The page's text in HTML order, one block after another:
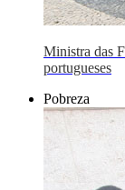
Ministra das
portugueses
Pobreza